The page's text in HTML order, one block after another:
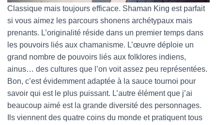
Classique mais toujours efficace. Shaman King est parfait
si vous aimez les parcours shonens archétypaux mais
prenants. L’originalité réside dans un premier temps dans
les pouvoirs liés aux chamanisme. L’œuvre déploie un
grand nombre de pouvoirs liés aux folklores indiens,
ainus… des cultures que l’on voit assez peu représentées.
Bon, c’est évidemment adaptée à la sauce tournoi pour
savoir qui est le plus puissant. L’autre élément que j’ai
beaucoup aimé est la grande diversité des personnages.
Ils viennent des quatre coins du monde et pratiquent tous